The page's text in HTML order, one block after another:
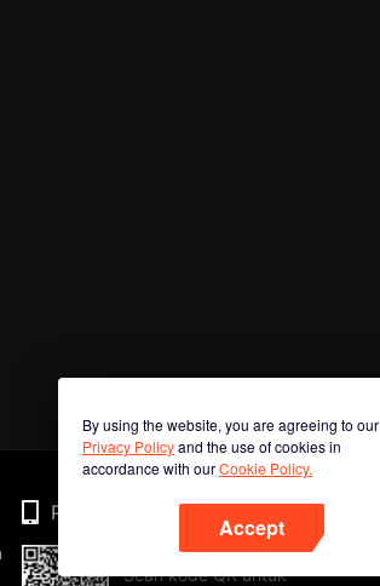
By using the website, you are agreeing to our
Privacy Policyand the use of cookies in
accordance with ourCookie Policy.
Accept
Phone
Scan kode QR untuk